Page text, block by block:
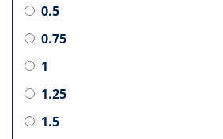
0.5
0.75
1
1.25
1.5